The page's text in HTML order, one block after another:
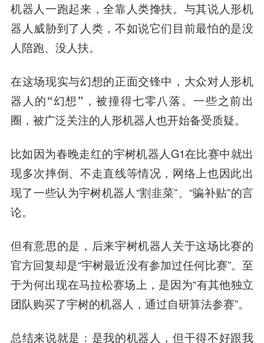
机器人一跑起来，全靠人类搀扶。与其说人形机
器人威胁到了人类，不如说它们目前最怕的是没
人陪跑、没人扶。
在这场现实与幻想的正面交锋中，大众对人形机
器人的“幻想”，被撞得七零八落。一些之前出
圈，被广泛关注的人形机器人也开始备受质疑。
比如因为春晚走红的宇树机器人G1在比赛中就出
现多次摔倒、不走直线等情况，网络上也因此出
现了一些认为宇树机器人“割韭菜”、“骗补贴”的言
论。
但有意思的是，后来宇树机器人关于这场比赛的
官方回复却是“宇树最近没有参加过任何比赛”。至
于为何出现在马拉松赛场上，是因为“有其他独立
团队购买了宇树的机器人，通过自研算法参赛”。
总结来说就是：是我的机器人，但干得不好跟我